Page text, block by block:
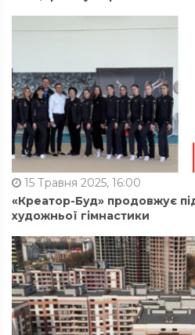
15 Травня 2025, 16:00
«Креатор-Буд» продовжує
художньої гімнастики